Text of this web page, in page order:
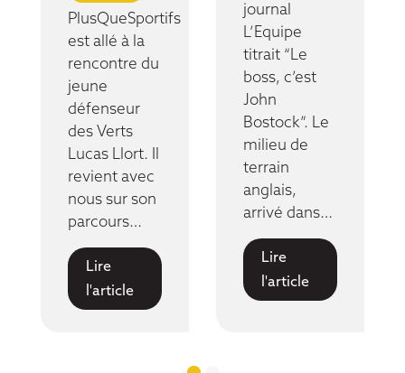
PlusQueSportifs
est allé à la
rencontre du
jeune
défenseur
des Verts
Lucas Llort. Il
revient avec
nous sur son
parcours…
Lire
l'article
journal
L’Equipe
titrait “Le
boss, c’est
John
Bostock”. Le
milieu de
terrain
anglais,
arrivé dans…
Lire
l'article